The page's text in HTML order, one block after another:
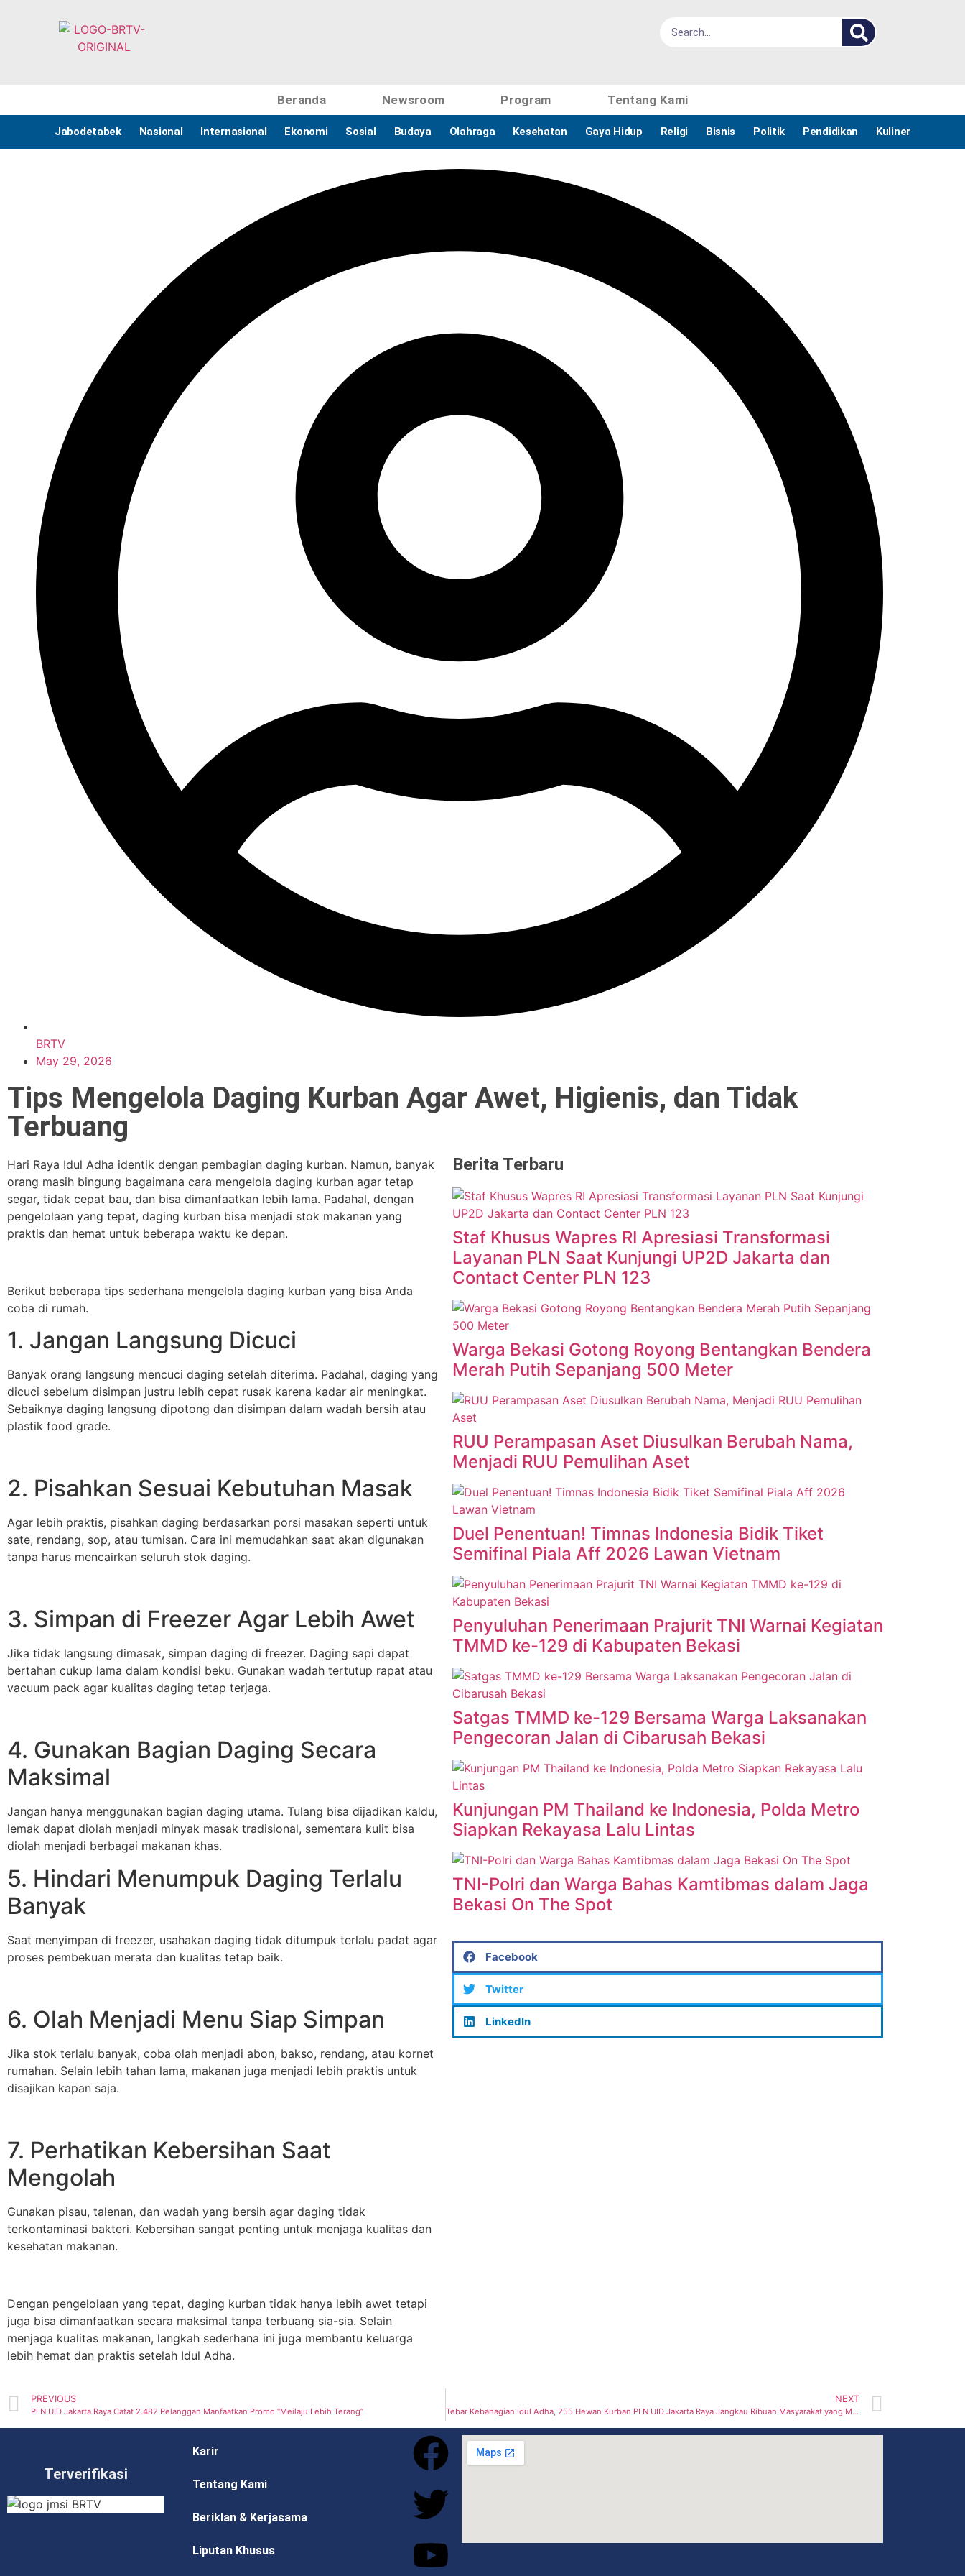
Beranda Newsroom Program Tentang Kami
Jabodetabek Nasional Internasional Ekonomi Sosial Budaya Olahraga Kesehatan Gaya Hidup Religi Bisnis Politik Pendidikan Kuliner
BRTV
May 29, 2026
Tips Mengelola Daging Kurban Agar Awet, Higienis, dan Tidak
Terbuang
Hari Raya Idul Adha identik dengan pembagian daging kurban. Namun, banyak
orang masih bingung bagaimana cara mengelola daging kurban agar tetap
segar, tidak cepat bau, dan bisa dimanfaatkan lebih lama. Padahal, dengan
pengelolaan yang tepat, daging kurban bisa menjadi stok makanan yang
praktis dan hemat untuk beberapa waktu ke depan.
Berikut beberapa tips sederhana mengelola daging kurban yang bisa Anda
coba di rumah.
1. Jangan Langsung Dicuci
Banyak orang langsung mencuci daging setelah diterima. Padahal, daging yang
dicuci sebelum disimpan justru lebih cepat rusak karena kadar air meningkat.
Sebaiknya daging langsung dipotong dan disimpan dalam wadah bersih atau
plastik food grade.
2. Pisahkan Sesuai Kebutuhan Masak
Agar lebih praktis, pisahkan daging berdasarkan porsi masakan seperti untuk
sate, rendang, sop, atau tumisan. Cara ini memudahkan saat akan digunakan
tanpa harus mencairkan seluruh stok daging.
3. Simpan di Freezer Agar Lebih Awet
Jika tidak langsung dimasak, simpan daging di freezer. Daging sapi dapat
bertahan cukup lama dalam kondisi beku. Gunakan wadah tertutup rapat atau
vacuum pack agar kualitas daging tetap terjaga.
4. Gunakan Bagian Daging Secara
Maksimal
Jangan hanya menggunakan bagian daging utama. Tulang bisa dijadikan kaldu,
lemak dapat diolah menjadi minyak masak tradisional, sementara kulit bisa
diolah menjadi berbagai makanan khas.
5. Hindari Menumpuk Daging Terlalu
Banyak
Saat menyimpan di freezer, usahakan daging tidak ditumpuk terlalu padat agar
proses pembekuan merata dan kualitas tetap baik.
6. Olah Menjadi Menu Siap Simpan
Jika stok terlalu banyak, coba olah menjadi abon, bakso, rendang, atau kornet
rumahan. Selain lebih tahan lama, makanan juga menjadi lebih praktis untuk
disajikan kapan saja.
7. Perhatikan Kebersihan Saat
Mengolah
Gunakan pisau, talenan, dan wadah yang bersih agar daging tidak
terkontaminasi bakteri. Kebersihan sangat penting untuk menjaga kualitas dan
kesehatan makanan.
Dengan pengelolaan yang tepat, daging kurban tidak hanya lebih awet tetapi
juga bisa dimanfaatkan secara maksimal tanpa terbuang sia-sia. Selain
menjaga kualitas makanan, langkah sederhana ini juga membantu keluarga
lebih hemat dan praktis setelah Idul Adha.
Berita Terbaru
Staf Khusus Wapres RI Apresiasi Transformasi
Layanan PLN Saat Kunjungi UP2D Jakarta dan
Contact Center PLN 123
Warga Bekasi Gotong Royong Bentangkan Bendera
Merah Putih Sepanjang 500 Meter
RUU Perampasan Aset Diusulkan Berubah Nama,
Menjadi RUU Pemulihan Aset
Duel Penentuan! Timnas Indonesia Bidik Tiket
Semifinal Piala Aff 2026 Lawan Vietnam
Penyuluhan Penerimaan Prajurit TNI Warnai Kegiatan
TMMD ke-129 di Kabupaten Bekasi
Satgas TMMD ke-129 Bersama Warga Laksanakan
Pengecoran Jalan di Cibarusah Bekasi
Kunjungan PM Thailand ke Indonesia, Polda Metro
Siapkan Rekayasa Lalu Lintas
TNI-Polri dan Warga Bahas Kamtibmas dalam Jaga
Bekasi On The Spot
Facebook
Twitter
LinkedIn
PREVIOUS
PLN UID Jakarta Raya Catat 2.482 Pelanggan Manfaatkan Promo “Meilaju Lebih Terang”
NEXT
Tebar Kebahagian Idul Adha, 255 Hewan Kurban PLN UID Jakarta Raya Jangkau Ribuan Masyarakat yang Membutuhkan
Terverifikasi
Karir
Tentang Kami
Beriklan & Kerjasama
Liputan Khusus